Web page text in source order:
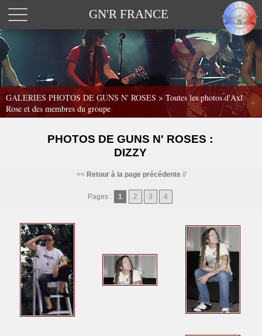
GN'R FRANCE
GALERIES PHOTOS DE GUNS N' ROSES > Toutes les photos d'Axl
Rose et des membres du groupe
PHOTOS DE GUNS N' ROSES :
DIZZY
<< Retour à la page précédente//
Pages : 1 2 3 4